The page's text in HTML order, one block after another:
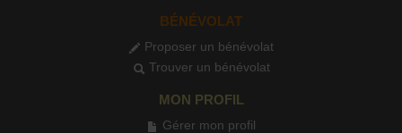
BÉNÉVOLAT
Proposer un bénévolat
Trouver un bénévolat
MON PROFIL
Gérer mon profil